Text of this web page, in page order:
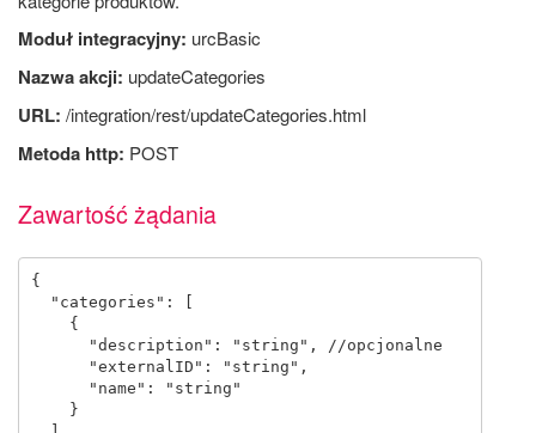
Moduł integracyjny: urcBasic
Nazwa akcji: updateCategories
URL: /integration/rest/updateCategories.html
Metoda http: POST
Zawartość żądania
{